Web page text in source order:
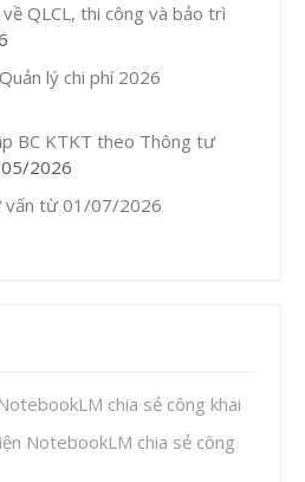
QLCL, thi công và bảo trì
lý chi phí 2026
BC KTKT theo Thông tư
2026
vấn từ 01/07/2026
chia sẻ công khai
NotebookLM chia sẻ công